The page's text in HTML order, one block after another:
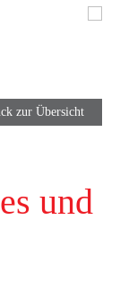
zur Übersicht
und